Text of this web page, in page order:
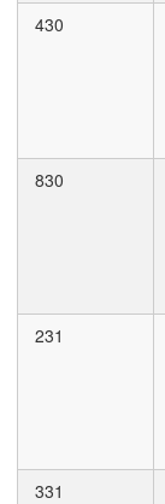
430
830
231
331